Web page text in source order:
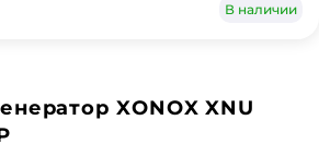
В наличии
XONOX XNU